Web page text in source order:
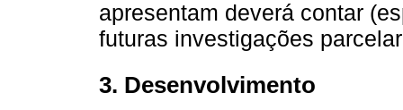
apresentam deverá contar
futuras investigações
3. Desenvolvimento